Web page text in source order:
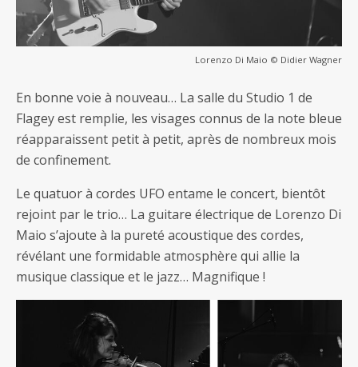
Lorenzo Di Maio © Didier Wagner
En bonne voie à nouveau… La salle du Studio 1 de
Flagey est remplie, les visages connus de la note bleue
réapparaissent petit à petit, après de nombreux mois
de confinement.
Le quatuor à cordes UFO entame le concert, bientôt
rejoint par le trio… La guitare électrique de Lorenzo Di
Maio s’ajoute à la pureté acoustique des cordes,
révélant une formidable atmosphère qui allie la
musique classique et le jazz… Magnifique !